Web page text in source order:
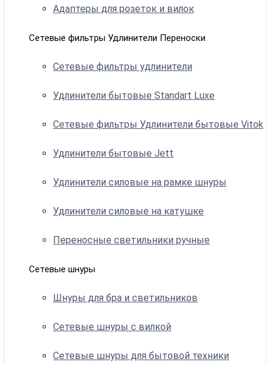
Адаптеры для розеток и вилок
Сетевые фильтры Удлинители Переноски
Сетевые фильтры удлинители
Удлинители бытовые Standart Luxe
Сетевые фильтры Удлинители бытовые Vitok
Удлинители бытовые Jett
Удлинители силовые на рамке шнуры
Удлинители силовые на катушке
Переносные светильники ручные
Сетевые шнуры
Шнуры для бра и светильников
Сетевые шнуры с вилкой
Сетевые шнуры для бытовой техники